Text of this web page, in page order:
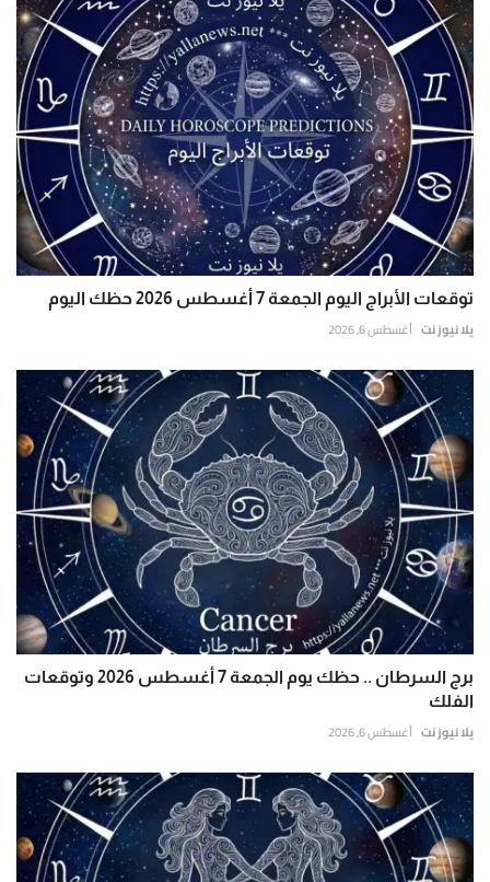
توقعات الأبراج اليوم الجمعة 7 أغسطس 2026 حظك اليوم
يلا نيوز نت أغسطس 6, 2026
برج السرطان .. حظك يوم الجمعة 7 أغسطس 2026 وتوقعات
الفلك
يلا نيوز نت أغسطس 6, 2026